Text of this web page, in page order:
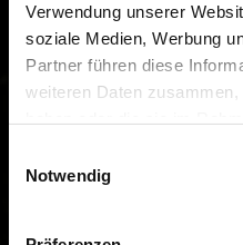
Verwendung unserer
soziale Medien, Werbung
Partner führen diese
weiteren Daten
Notwendig